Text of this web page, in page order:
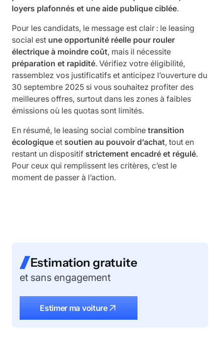
loyers plafonnés et une aide publique ciblée.
Pour les candidats, le message est clair : le leasing
social est une opportunité réelle pour rouler
électrique à moindre coût, mais il nécessite
préparation et rapidité. Vérifiez votre éligibilité,
rassemblez vos justificatifs et anticipez l’ouverture du
30 septembre 2025 si vous souhaitez profiter des
meilleures offres, surtout dans les zones à faibles
émissions où les quotas sont limités.
En résumé, le leasing social combine transition
écologique et soutien au pouvoir d’achat, tout en
restant un dispositif strictement encadré et régulé.
Pour ceux qui remplissent les critères, c’est le
moment de passer à l’action.
Estimation gratuite
et sans engagement
Estimer ma voiture